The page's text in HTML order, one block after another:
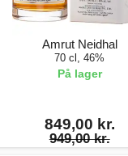
Amrut Neidhal
70 cl, 46%
På lager
849,00 kr.
949,00 kr.